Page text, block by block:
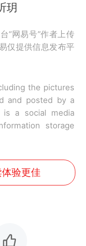
玥
“网易号”作者上传
仅提供信息发布平
the pictures
and posted by a
a social media
storage
验更佳